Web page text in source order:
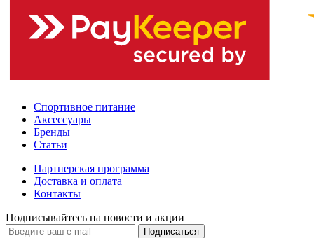
Спортивное питание
Аксессуары
Бренды
Статьи
Партнерская программа
Доставка и оплата
Контакты
Подписывайтесь на новости и акции
Подписаться